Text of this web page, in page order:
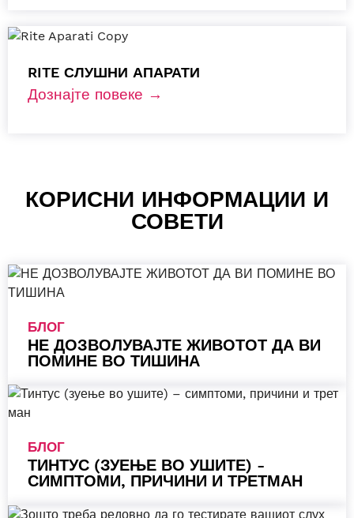
RITE СЛУШНИ АПАРАТИ
Дознајте повеке →
КОРИСНИ ИНФОРМАЦИИ И
СОВЕТИ
БЛОГ
НЕ ДОЗВОЛУВАЈТЕ ЖИВОТОТ ДА ВИ
ПОМИНЕ ВО ТИШИНА
БЛОГ
ТИНТУС (ЗУЕЊЕ ВО УШИТЕ) -
СИМПТОМИ, ПРИЧИНИ И ТРЕТМАН